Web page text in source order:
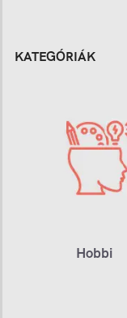
KATEGÓRIÁK
Hobbi